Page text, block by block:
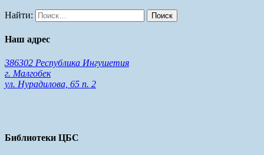
Найти:
Наш адрес
386302 Республика Ингушетия
г. Малгобек
ул. Нурадилова, 65 п. 2
Библиотеки ЦБС